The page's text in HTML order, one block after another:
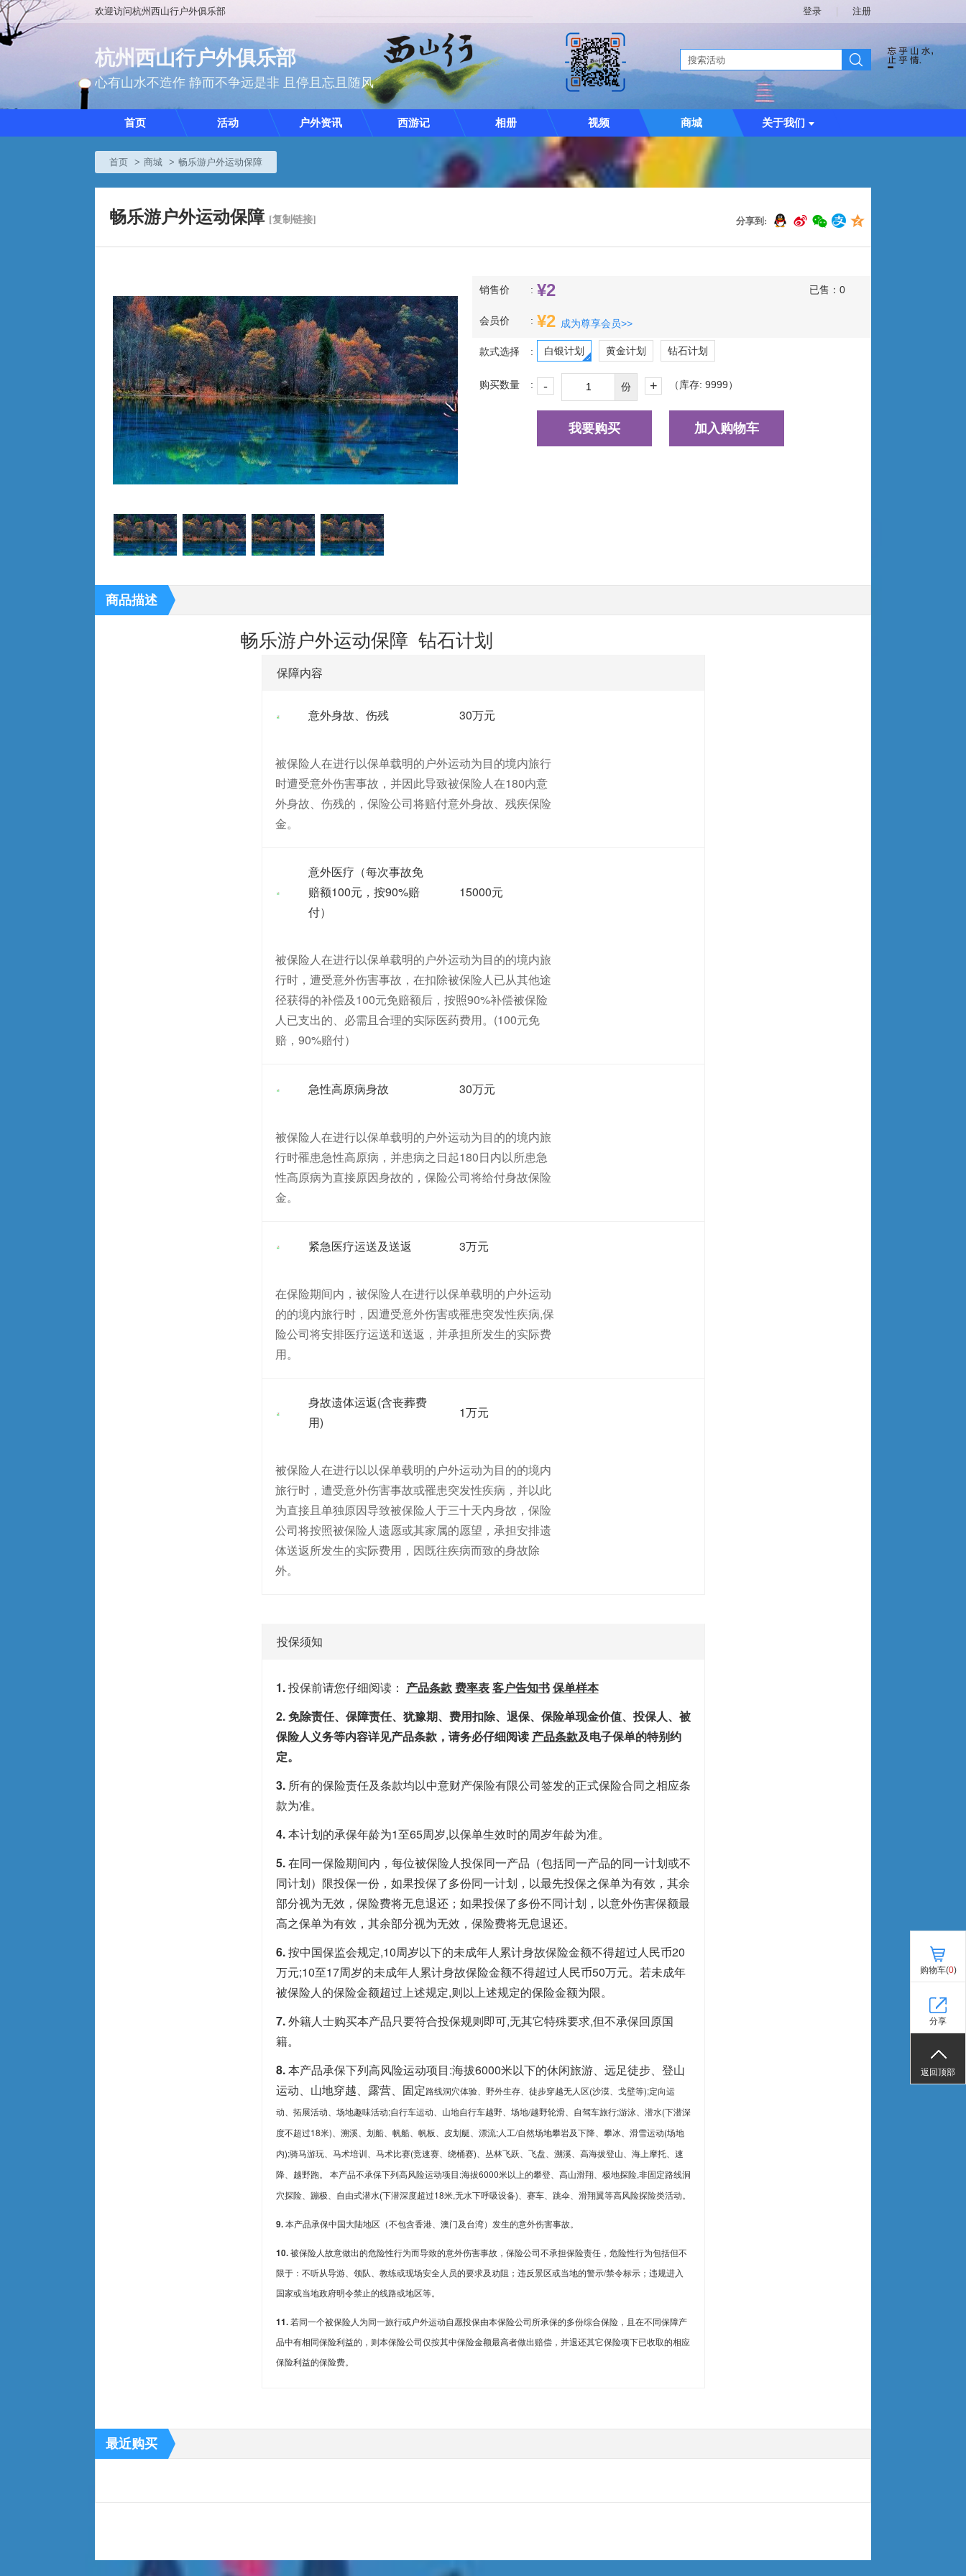
欢迎访问杭州西山行户外俱乐部 登录 注册
杭州西山行户外俱乐部
心有山水不造作 静而不争远是非 且停且忘且随风
首页 活动 户外资讯 西游记 相册 视频 商城 关于我们
首页 商城 畅乐游户外运动保障
畅乐游户外运动保障 [复制链接] 分享到:
已售： 0
销售价 ¥2
会员价 ¥2 成为尊享会员>>
款式选择 白银计划 黄金计划 钻石计划
购买数量 - 份 + （库存: 9999）
我要购买 加入购物车
商品描述
畅乐游户外运动保障 钻石计划
保障内容
意外身故、伤残 30万元
被保险人在进行以保单载明的户外运动为目的境内旅行
时遭受意外伤害事故，并因此导致被保险人在180内意
外身故、伤残的，保险公司将赔付意外身故、残疾保险
金。
意外医疗（每次事故免
赔额100元，按90%赔
付）
15000元
被保险人在进行以保单载明的户外运动为目的的境内旅
行时，遭受意外伤害事故，在扣除被保险人已从其他途
径获得的补偿及100元免赔额后，按照90%补偿被保险
人已支出的、必需且合理的实际医药费用。(100元免
赔，90%赔付）
急性高原病身故 30万元
被保险人在进行以保单载明的户外运动为目的的境内旅
行时罹患急性高原病，并患病之日起180日内以所患急
性高原病为直接原因身故的，保险公司将给付身故保险
金。
紧急医疗运送及送返 3万元
在保险期间内，被保险人在进行以保单载明的户外运动
的的境内旅行时，因遭受意外伤害或罹患突发性疾病,保
险公司将安排医疗运送和送返，并承担所发生的实际费
用。
身故遗体运返(含丧葬费
用)
1万元
被保险人在进行以以保单载明的户外运动为目的的境内
旅行时，遭受意外伤害事故或罹患突发性疾病，并以此
为直接且单独原因导致被保险人于三十天内身故，保险
公司将按照被保险人遗愿或其家属的愿望，承担安排遗
体送返所发生的实际费用，因既往疾病而致的身故除
外。
投保须知
1.投保前请您仔细阅读： 产品条款费率表客户告知书保单样本
2. 免除责任、保障责任、犹豫期、费用扣除、退保、保险单现金价值、投保人、被
保险人义务等内容详见产品条款，请务必仔细阅读 产品条款及电子保单的特别约
定。
3. 所有的保险责任及条款均以中意财产保险有限公司签发的正式保险合同之相应条
款为准。
4.本计划的承保年龄为1至65周岁,以保单生效时的周岁年龄为准。
5.在同一保险期间内，每位被保险人投保同一产品（包括同一产品的同一计划或不
同计划）限投保一份，如果投保了多份同一计划，以最先投保之保单为有效，其余
部分视为无效，保险费将无息退还；如果投保了多份不同计划，以意外伤害保额最
高之保单为有效，其余部分视为无效，保险费将无息退还。
6.按中国保监会规定,10周岁以下的未成年人累计身故保险金额不得超过人民币20
万元;10至17周岁的未成年人累计身故保险金额不得超过人民币50万元。若未成年
被保险人的保险金额超过上述规定,则以上述规定的保险金额为限。
7.外籍人士购买本产品只要符合投保规则即可,无其它特殊要求,但不承保回原国
籍。
8.本产品承保下列高风险运动项目:海拔6000米以下的休闲旅游、远足徒步、登山
运动、山地穿越、露营、固定路线洞穴体验、野外生存、徒步穿越无人区(沙漠、戈壁等);定向运
动、拓展活动、场地趣味活动;自行车运动、山地自行车越野、场地/越野轮滑、自驾车旅行;游泳、潜水(下潜深
度不超过18米)、溯溪、划船、帆船、帆板、皮划艇、漂流;人工/自然场地攀岩及下降、攀冰、滑雪运动(场地
内);骑马游玩、马术培训、马术比赛(竞速赛、绕桶赛)、丛林飞跃、飞盘、溯溪、高海拔登山、海上摩托、速
降、越野跑。 本产品不承保下列高风险运动项目:海拔6000米以上的攀登、高山滑翔、极地探险,非固定路线洞
穴探险、蹦极、自由式潜水(下潜深度超过18米,无水下呼吸设备)、赛车、跳伞、滑翔翼等高风险探险类活动。
9.本产品承保中国大陆地区（不包含香港、澳门及台湾）发生的意外伤害事故。
10.被保险人故意做出的危险性行为而导致的意外伤害事故，保险公司不承担保险责任，危险性行为包括但不
限于：不听从导游、领队、教练或现场安全人员的要求及劝阻；违反景区或当地的警示/禁令标示；违规进入
国家或当地政府明令禁止的线路或地区等。
11.若同一个被保险人为同一旅行或户外运动自愿投保由本保险公司所承保的多份综合保险，且在不同保障产
品中有相同保险利益的，则本保险公司仅按其中保险金额最高者做出赔偿，并退还其它保险项下已收取的相应
保险利益的保险费。
最近购买
购物车(0)
分享
返回顶部